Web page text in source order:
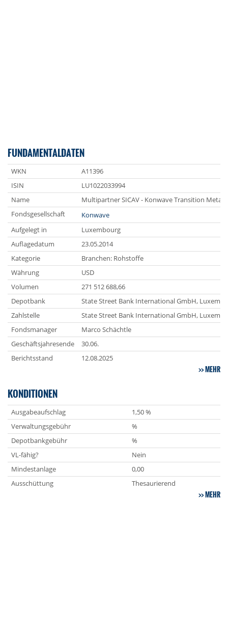
FUNDAMENTALDATEN
WKN
A11396
ISIN
LU1022033994
Name
Multipartner SICAV - Konwave Transition Metals
Fondsgesellschaft
Konwave
Aufgelegt in
Luxembourg
Auflagedatum
23.05.2014
Kategorie
Branchen: Rohstoffe
Währung
USD
Volumen
271 512 688,66
Depotbank
State Street Bank International GmbH,
Zahlstelle
State Street Bank International GmbH,
Fondsmanager
Marco Schächtle
Geschäftsjahresende
30.06.
Berichtsstand
12.08.2025
MEHR
KONDITIONEN
Ausgabeaufschlag
1,50 %
Verwaltungsgebühr
%
Depotbankgebühr
%
VL-fähig?
Nein
Mindestanlage
0,00
Ausschüttung
Thesaurierend
MEHR